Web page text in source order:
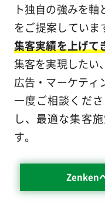
ト独自の強みを
をご提案していま
集客実績を上げて
集客を実現したい
広告・マーケティ
一度ご相談くだ
し、最適な集客
す。
Zenken